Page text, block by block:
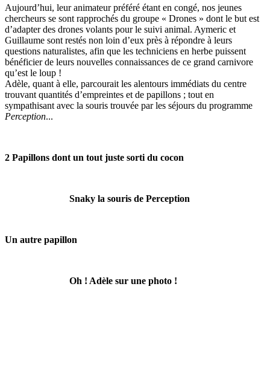
Aujourd’hui, leur animateur préféré étant en congé, nos jeunes
chercheurs se sont rapprochés du groupe « Drones » dont le but est
d’adapter des drones volants pour le suivi animal. Aymeric et
Guillaume sont restés non loin d’eux près à répondre à leurs
questions naturalistes, afin que les techniciens en herbe puissent
bénéficier de leurs nouvelles connaissances de ce grand carnivore
qu’est le loup !
Adèle, quant à elle, parcourait les alentours immédiats du centre
trouvant quantités d’empreintes et de papillons ; tout en
sympathisant avec la souris trouvée par les séjours du programme
Perception...
2 Papillons dont un tout juste sorti du cocon
Snaky la souris de Perception
Un autre papillon
Oh ! Adèle sur une photo !